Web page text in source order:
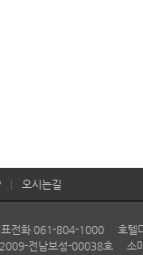
오시는길
표전화 061-804-1000
전남보성-00038호 소